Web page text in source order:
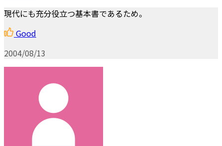
現代にも充分役立つ基本書であるため。
Good
2004/08/13